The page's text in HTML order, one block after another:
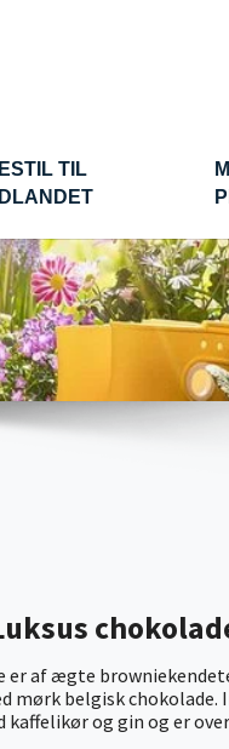
TIL
er af ægte
mørk belgisk chokolade.
kaffelikør og gin og er